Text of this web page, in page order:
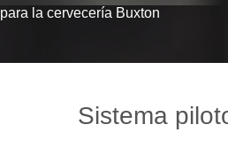
para la cervecería Buxton
Sistema